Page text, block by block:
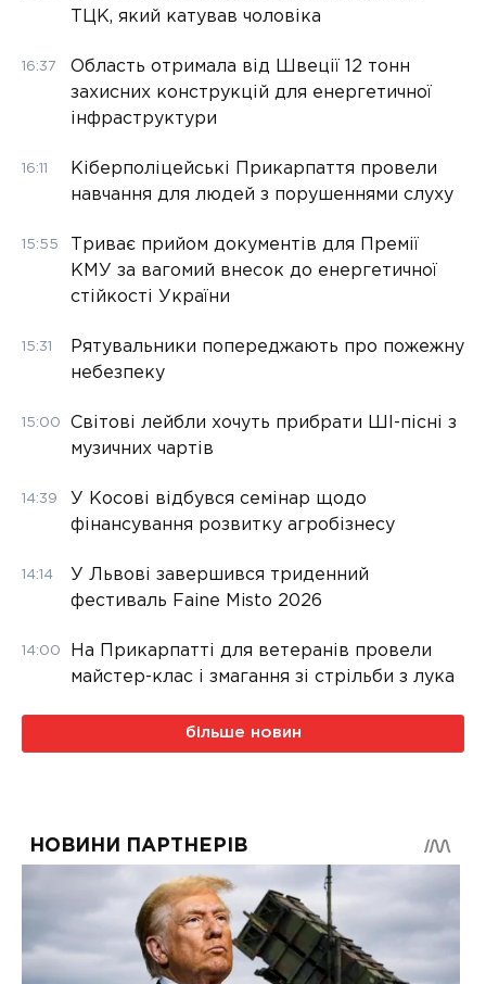
ТЦК, який катував чоловіка
16:37
Область отримала від Швеції 12 тонн
захисних конструкцій для енергетичної
інфраструктури
16:11
Кіберполіцейські Прикарпаття провели
навчання для людей з порушеннями слуху
15:55
Триває прийом документів для Премії
КМУ за вагомий внесок до енергетичної
стійкості України
15:31
Рятувальники попереджають про пожежну
небезпеку
15:00
Світові лейбли хочуть прибрати ШІ-пісні з
музичних чартів
14:39
У Косові відбувся семінар щодо
фінансування розвитку агробізнесу
14:14
У Львові завершився триденний
фестиваль Faine Misto 2026
14:00
На Прикарпатті для ветеранів провели
майстер-клас і змагання зі стрільби з лука
більше новин